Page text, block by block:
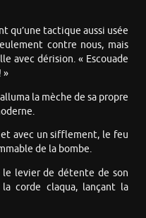
qu’une tactique aussi usée
contre nous, mais
avec dérision. « Escouade
»
la mèche de sa propre
avec un sifflement, le feu
de la bombe.
levier de détente de son
corde claqua, lançant la